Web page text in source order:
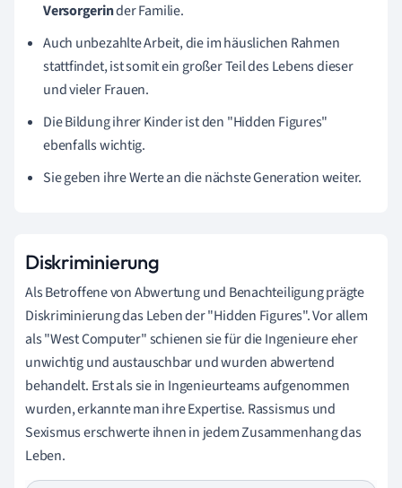
Versorgerinder Familie.
Auch unbezahlte Arbeit, die im häuslichen Rahmen
stattfindet, ist somit ein großer Teil des Lebens dieser
und vieler Frauen.
Die Bildung ihrer Kinder ist den "Hidden Figures"
ebenfalls wichtig.
Sie geben ihre Werte an die nächste Generation weiter.
Diskriminierung
Als Betroffene von Abwertung und Benachteiligung prägte
Diskriminierung das Leben der "Hidden Figures". Vor allem
als "West Computer" schienen sie für die Ingenieure eher
unwichtig und austauschbar und wurden abwertend
behandelt. Erst als sie in Ingenieurteams aufgenommen
wurden, erkannte man ihre Expertise. Rassismus und
Sexismus erschwerte ihnen in jedem Zusammenhang das
Leben.